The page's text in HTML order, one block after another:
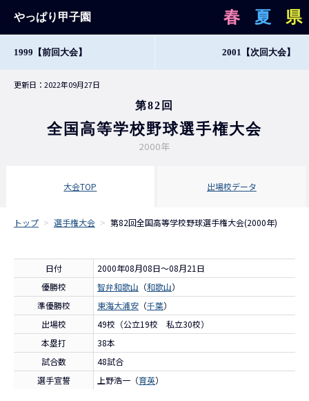
やっぱり甲子園 県
夏
春
更新日：2022年09月27日
第82回
全国高等学校野球選手権大会
2000年
大会TOP 出場校データ
トップ > 選手権大会 > 第82回全国高等学校野球選手権大会(2000年)
日付
2000年08月08日～08月21日
優勝校
智弁和歌山 （和歌山）
準優勝校
東海大浦安 （千葉）
出場校
49校（公立19校 私立30校）
本塁打
38本
試合数
48試合
選手宣誓
上野浩一（育英）
2001 【次回大会】
1999 【前回大会】